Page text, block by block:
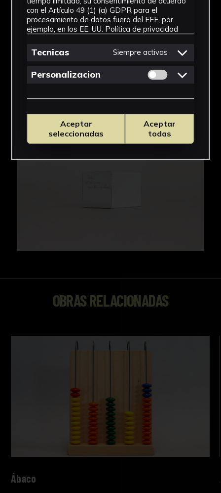
OBRAS RELACIONADAS
Ábaco
con el Artículo 49 (1) (a) GDPR para el
procesamiento de datos fuera del EEE, por
ejemplo, en los EE. UU. Política de privacidad
Tecnicas Siempre activas
Personalizacion Permitir cookies
Aceptar
seleccionadas
Aceptar
todas